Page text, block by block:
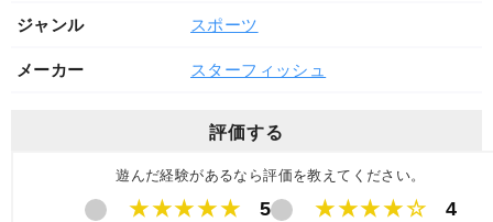
ジャンル スポーツ
メーカー スターフィッシュ
評価する
遊んだ経験があるなら評価を教えてください。
★★★★★ 5 ★★★★☆
4